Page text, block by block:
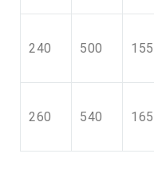
240 500 155
260 540 165